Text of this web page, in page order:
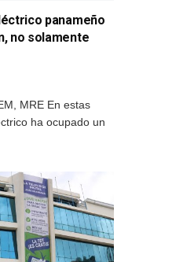
panameño
no solamente
MRE En estas
ha ocupado un